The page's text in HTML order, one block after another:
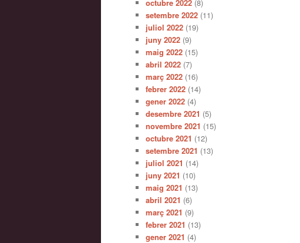
octubre 2022 (8)
setembre 2022 (11)
juliol 2022 (19)
juny 2022 (9)
maig 2022 (15)
abril 2022 (7)
març 2022 (16)
febrer 2022 (14)
gener 2022 (4)
desembre 2021 (5)
novembre 2021 (15)
octubre 2021 (12)
setembre 2021 (13)
juliol 2021 (14)
juny 2021 (10)
maig 2021 (13)
abril 2021 (6)
març 2021 (9)
febrer 2021 (13)
gener 2021 (4)